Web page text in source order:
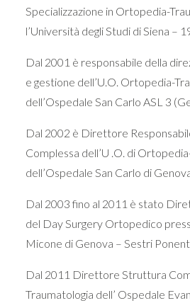
Specializzazione in Ortopedia-
l’Università degli Studi di Siena –
Dal 2001 è responsabile della
e gestione dell’U.O. Ortopedia-
dell’Ospedale San Carlo ASL 3
Dal 2002 è Direttore
Complessa dell’U .O. di
dell’Ospedale San Carlo di
Dal 2003 fino al 2011 è stato
del Day Surgery Ortopedico
Micone di Genova – Sestri
Dal 2011 Direttore Struttura
Traumatologia dell’ Ospedale